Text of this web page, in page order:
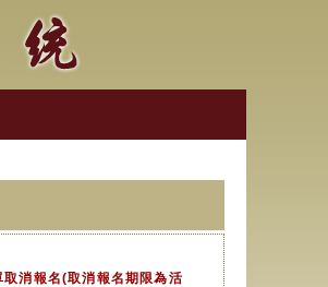
消報名(取消報名期限為活